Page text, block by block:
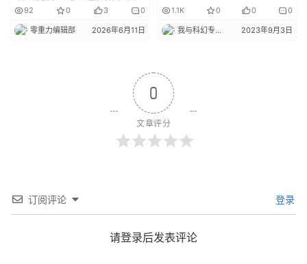
论92 0 3 0
零重力编辑部 2026年6月11日
1.1K 0 0 0
我与科幻专栏小编 2023年9月3日
0
文章评分
订阅评论 登录
请登录后发表评论